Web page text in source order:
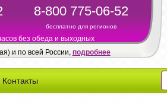
8-800 775-06-52
бесплатно для регионов
без обеда и выходных
и по всей России, подробнее
Контакты